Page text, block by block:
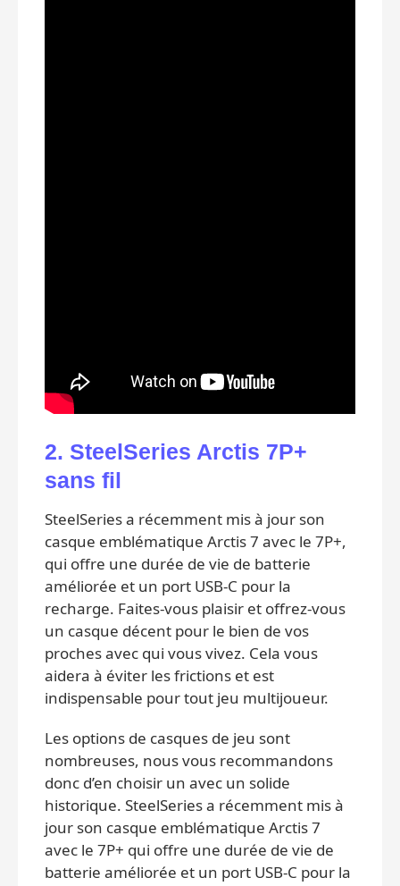
2. SteelSeries Arctis 7P+
sans fil
SteelSeries a récemment mis à jour son
casque emblématique Arctis 7 avec le 7P+,
qui offre une durée de vie de batterie
améliorée et un port USB-C pour la
recharge. Faites-vous plaisir et offrez-vous
un casque décent pour le bien de vos
proches avec qui vous vivez. Cela vous
aidera à éviter les frictions et est
indispensable pour tout jeu multijoueur.
Les options de casques de jeu sont
nombreuses, nous vous recommandons
donc d’en choisir un avec un solide
historique. SteelSeries a récemment mis à
jour son casque emblématique Arctis 7
avec le 7P+ qui offre une durée de vie de
batterie améliorée et un port USB-C pour la